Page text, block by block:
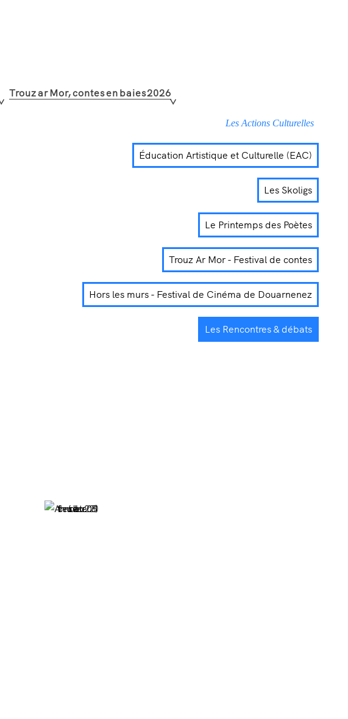
Trouz ar Mor, contes en baies 2026
Les Actions Culturelles
Éducation Artistique et Culturelle (EAC)
Les Skoligs
Le Printemps des Poètes
Trouz Ar Mor - Festival de contes
Hors les murs - Festival de Cinéma de Douarnenez
Les Rencontres & débats